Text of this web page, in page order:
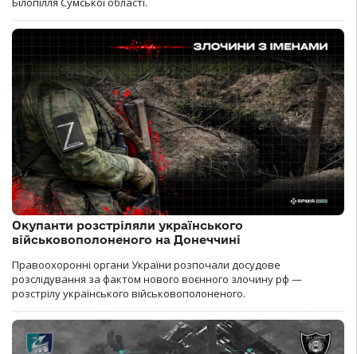
Окупанти розстріляли українського
військовополоненого на Донеччині
Правоохоронні органи України розпочали досудове
розслідування за фактом нового воєнного злочину рф —
розстрілу українського військовополоненого.